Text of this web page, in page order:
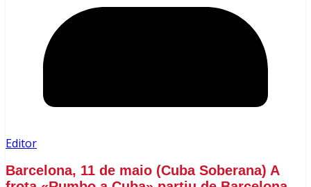
Editor
Barcelona, 11 de maio (Cuba Soberana) A